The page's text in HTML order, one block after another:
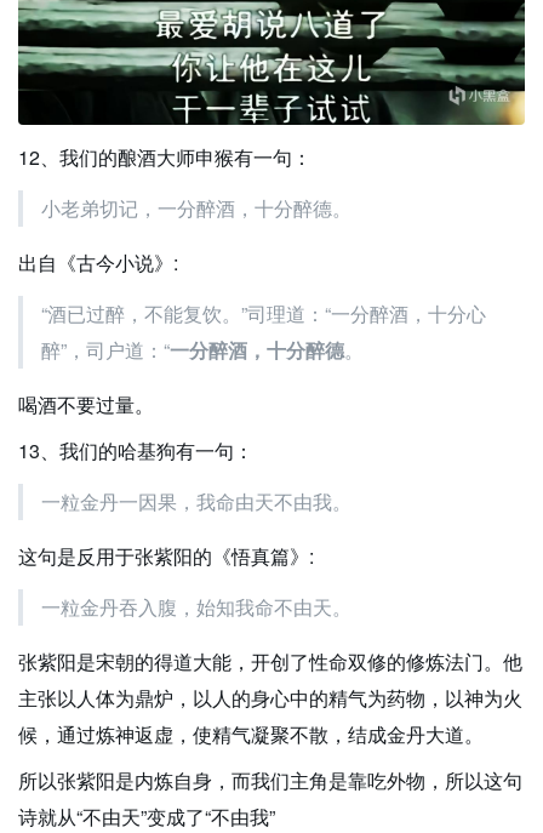
12、我们的酿酒大师申猴有一句：
小老弟切记，一分醉酒，十分醉德。
出自《古今小说》:
“酒已过醉，不能复饮。”司理道：“一分醉酒，十分心
醉”，司户道：“一分醉酒，十分醉德。
喝酒不要过量。
13、我们的哈基狗有一句：
一粒金丹一因果，我命由天不由我。
这句是反用于张紫阳的《悟真篇》:
一粒金丹吞入腹，始知我命不由天。
张紫阳是宋朝的得道大能，开创了性命双修的修炼法门。他
主张以人体为鼎炉，以人的身心中的精气为药物，以神为火
候，通过炼神返虚，使精气凝聚不散，结成金丹大道。
所以张紫阳是内炼自身，而我们主角是靠吃外物，所以这句
诗就从“不由天”变成了“不由我”